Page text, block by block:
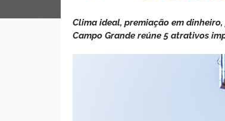
Clima ideal, premiação em
Campo Grande reúne 5 atrativos